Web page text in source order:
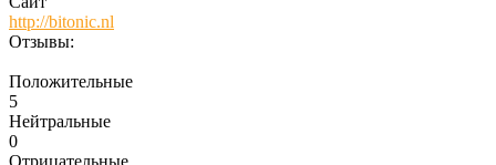
http://bitonic.nl
Отзывы:
Положительные
5
Нейтральные
0
Отрицательные